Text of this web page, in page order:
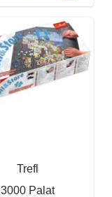
Trefl
3000 Palat